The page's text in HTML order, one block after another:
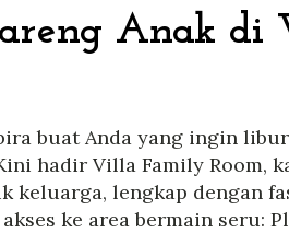
Anak di
buat Anda yang ingin
hadir Villa Family Room,
keluarga, lengkap dengan
ke area bermain seru: